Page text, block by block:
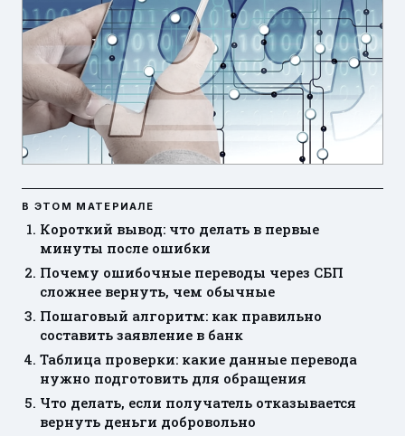
В ЭТОМ МАТЕРИАЛЕ
Короткий вывод: что делать в первые
минуты после ошибки
Почему ошибочные переводы через СБП
сложнее вернуть, чем обычные
Пошаговый алгоритм: как правильно
составить заявление в банк
Таблица проверки: какие данные перевода
нужно подготовить для обращения
Что делать, если получатель отказывается
вернуть деньги добровольно